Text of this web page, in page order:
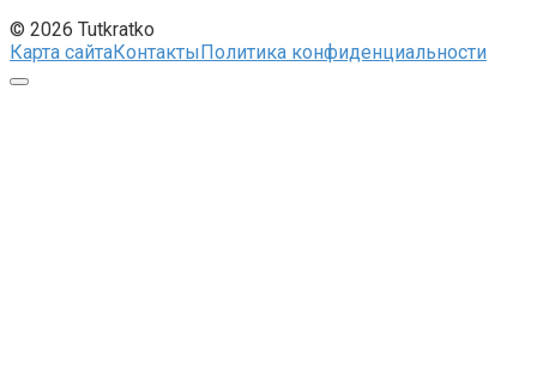
© 2026 Tutkratko
Карта сайтаКонтактыПолитика конфиденциальности